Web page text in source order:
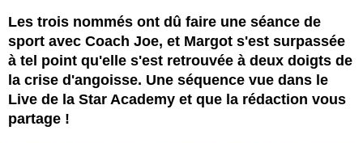
Les trois nommés ont dû faire une séance de
sport avec Coach Joe, et Margot s'est surpassée
à tel point qu'elle s'est retrouvée à deux doigts de
la crise d'angoisse. Une séquence vue dans le
Live de la Star Academy et que la rédaction vous
partage !